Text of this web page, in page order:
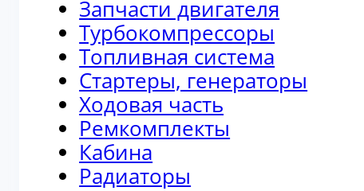
Запчасти двигателя
Турбокомпрессоры
Топливная система
Стартеры, генераторы
Ходовая часть
Ремкомплекты
Кабина
Радиаторы